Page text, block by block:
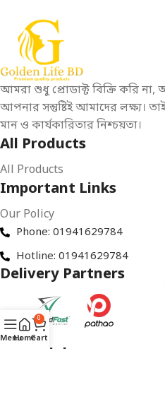
আমরা শুধু প্রোডাক্ট বিক্রি করি না,
আপনার সন্তুষ্টিই আমাদের লক্ষ্য।
মান ও কার্যকারিতার নিশ্চয়তা।
All Products
All Products
Important Links
Our Policy
Phone: 01941629784
Hotline: 01941629784
Delivery Partners
Social links:
MenuHome
0
Cart